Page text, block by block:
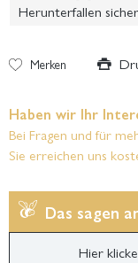
Herunterfallen
Merken
Haben wir Ihr
Bei Fragen und für
Sie erreichen uns
Das sagen
Hier